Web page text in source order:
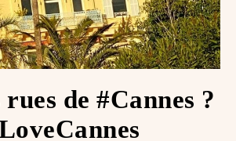
rues de #Cannes ?️